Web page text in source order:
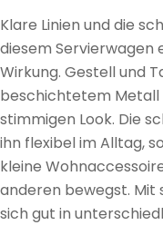
Klare Linien und die
diesem Servierwagen
Wirkung. Gestell und
beschichtetem
stimmigen Look. Die
ihn flexibel im Alltag,
kleine
anderen bewegst.
sich gut in